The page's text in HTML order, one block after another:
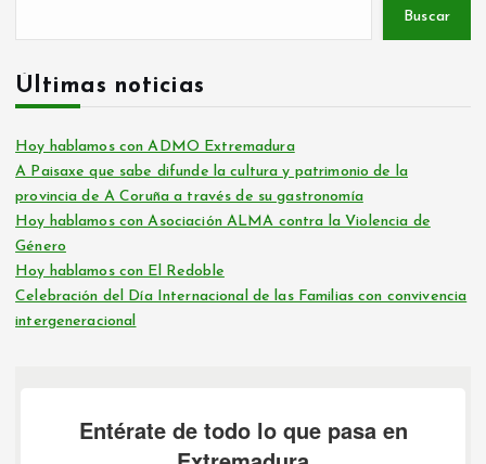
Buscar
Últimas noticias
Hoy hablamos con ADMO Extremadura
A Paisaxe que sabe difunde la cultura y patrimonio de la
provincia de A Coruña a través de su gastronomía
Hoy hablamos con Asociación ALMA contra la Violencia de
Género
Hoy hablamos con El Redoble
Celebración del Día Internacional de las Familias con convivencia
intergeneracional